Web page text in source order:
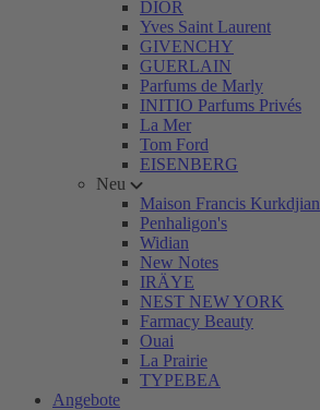
DIOR
Yves Saint Laurent
GIVENCHY
GUERLAIN
Parfums de Marly
INITIO Parfums Privés
La Mer
Tom Ford
EISENBERG
Neu
Maison Francis Kurkdjian
Penhaligon's
Widian
New Notes
IRÄYE
NEST NEW YORK
Farmacy Beauty
Ouai
La Prairie
TYPEBEA
Angebote